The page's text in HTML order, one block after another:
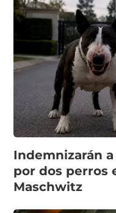
Indemnizarán
por dos perros
Maschwitz